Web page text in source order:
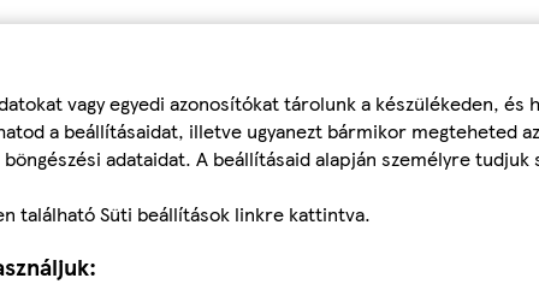
vagy egyedi azonosítókat tárolunk a készülékeden, és
a beállításaidat, illetve ugyanezt bármikor megteheted
adataidat. A beállításaid alapján személyre tudjuk
található Süti beállítások linkre kattintva.